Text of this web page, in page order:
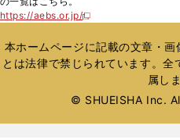
https://aebs.or.jp/
新
い
ウ
ィ
ウ
本ホームページに記載の文章・
とは法律で禁じられています。
属し
© SHUEISHA Inc.